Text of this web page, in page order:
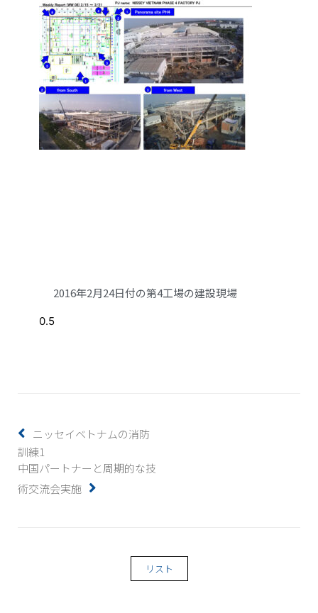
2016年2月24日付の第4工場の建設現場
ニッセイベトナムの消防
訓練1
中国パートナーと周期的な技
術交流会実施
リスト